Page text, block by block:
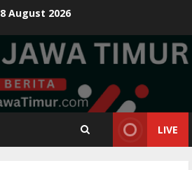
8 August 2026
LIVE